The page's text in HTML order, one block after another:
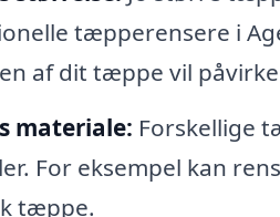
tæpperensere i
af dit tæppe vil
materiale: Forskellige
For eksempel kan
tæppe.